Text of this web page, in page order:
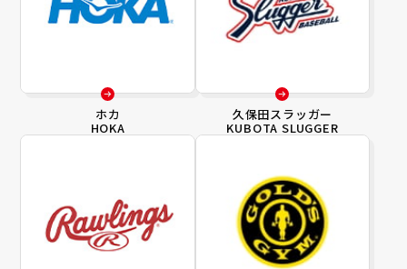
ホカ
HOKA
久保田スラッガー
KUBOTA SLUGGER